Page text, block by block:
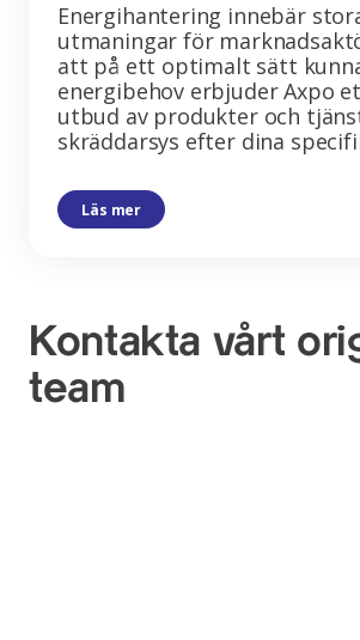
Energihantering innebär
utmaningar för
att på ett optimalt sätt
energibehov erbjuder Axpo
utbud av produkter och
skräddarsys efter dina
Läs mer
Kontakta vårt
team